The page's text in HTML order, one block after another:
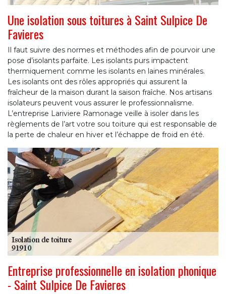
Une isolation sous toitures à Saint Sulpice De
Favieres
Il faut suivre des normes et méthodes afin de pourvoir une
pose d’isolants parfaite. Les isolants purs impactent
thermiquement comme les isolants en laines minérales.
Les isolants ont des rôles appropriés qui assurent la
fraîcheur de la maison durant la saison fraîche. Nos artisans
isolateurs peuvent vous assurer le professionnalisme.
L’entreprise Lariviere Ramonage veille à isoler dans les
règlements de l’art votre sou toiture qui est responsable de
la perte de chaleur en hiver et l’échappe de froid en été.
Entreprise professionnelle en isolation phonique
- Saint Sulpice De Favieres